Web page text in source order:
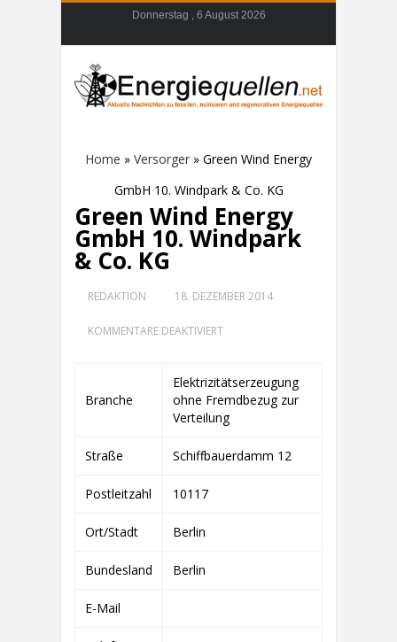
Donnerstag , 6 August 2026
Home » Versorger » Green Wind Energy
GmbH 10. Windpark & Co. KG
Green Wind Energy
GmbH 10. Windpark
& Co. KG
REDAKTION 18. DEZEMBER 2014
KOMMENTARE DEAKTIVIERTFÜR
GMBH
10.
WINDPARK
&
KG
Branche
Elektrizitätserzeugung
ohne Fremdbezug zur
Verteilung
Straße Schiffbauerdamm 12
Postleitzahl 10117
Ort/Stadt Berlin
Bundesland Berlin
E-Mail